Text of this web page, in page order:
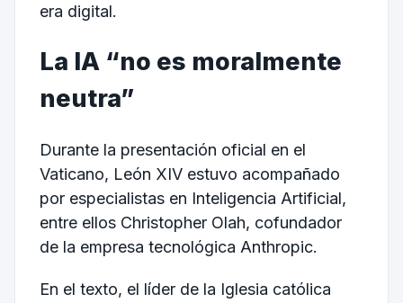
era digital.
La IA “no es moralmente
neutra”
Durante la presentación oficial en el
Vaticano, León XIV estuvo acompañado
por especialistas en Inteligencia Artificial,
entre ellos Christopher Olah, cofundador
de la empresa tecnológica Anthropic.
En el texto, el líder de la Iglesia católica